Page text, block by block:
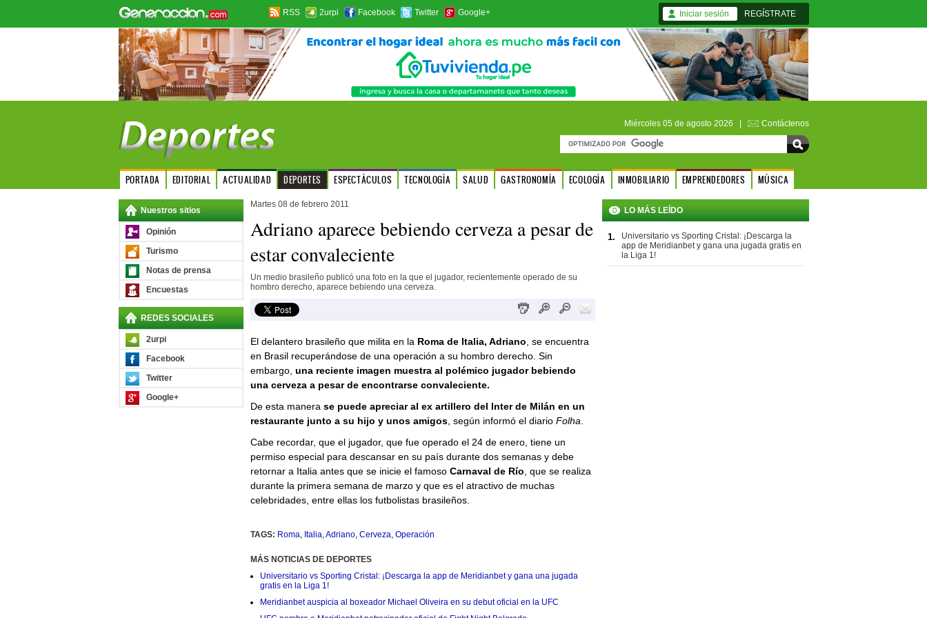
RSS 2urpi Facebook Twitter Google+ Iniciar sesión REGÍSTRATE
Miércoles 05 de agosto 2026 | Contáctenos
PORTADA EDITORIAL ACTUALIDAD DEPORTES ESPECTÁCULOS TECNOLOGÍA SALUD GASTRONOMÍA ECOLOGÍA INMOBILIARIO EMPRENDEDORES MÚSICA
Nuestros sitios
Opinión
Turismo
Notas de prensa
Encuestas
REDES SOCIALES
2urpi
Facebook
Twitter
Google+
Martes 08 de febrero 2011
Adriano aparece bebiendo cerveza a pesar de
estar convaleciente
Un medio brasileño publicó una foto en la que el jugador, recientemente operado de su
hombro derecho, aparece bebiendo una cerveza.
El delantero brasileño que milita en la Roma de Italia, Adriano , se encuentra
en Brasil recuperándose de una operación a su hombro derecho. Sin
embargo, una reciente imagen muestra al polémico jugador bebiendo
una cerveza a pesar de encontrarse convaleciente.
De esta manera se puede apreciar al ex artillero del Inter de Milán en un
restaurante junto a su hijo y unos amigos, según informó el diario Folha
Cabe recordar, que el jugador, que fue operado el 24 de enero, tiene un
permiso especial para descansar en su país durante dos semanas y debe
retornar a Italia antes que se inicie el famoso Carnaval de Río , que se realiza
durante la primera semana de marzo y que es el atractivo de muchas
celebridades, entre ellas los futbolistas brasileños.
TAGS: Roma, Italia,Adriano, Cerveza, Operación
MÁS NOTICIAS DE DEPORTES
Universitario vs Sporting Cristal: ¡Descarga la app de Meridianbet y gana una jugada
gratis en la Liga 1!
Meridianbet auspicia al boxeador Michael Oliveira en su debut oficial en la UFC
LO MÁS LEÍDO
1.
Universitario vs Sporting Cristal: ¡Descarga la
app de Meridianbet y gana una jugada gratis en
la Liga 1!